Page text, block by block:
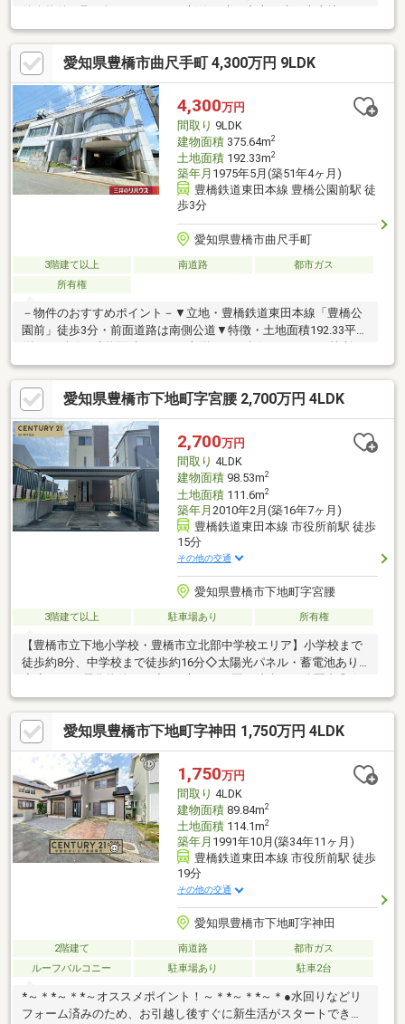
ンションまで幅広くご紹介しております。当物件以外にも多数の
物件をご紹介できます。まずはお気軽にお電話、ご来店ください
ませ！【対応言語：英語 ／ポルトガル語（language：English／
Portuguese）】■住宅ローンの相談も承っております。当社のご
成約事例ですが、借入がある方、自営業の方、転職歴のある方、
ローン残債を残して購入された方もおてつだいさせて頂きまし
た。ぜひご相談ください！
愛知県豊橋市曲尺手町 4,300万円 9LDK
4,300万円
間取り 9LDK
建物面積375.64m2
土地面積192.33m2
築年月 1975年5月(築51年4ヶ月)
豊橋鉄道東田本線 豊橋公園前駅 徒
歩3分
愛知県豊橋市曲尺手町
3階建て以上 南道路
都市ガス
所有権
－物件のおすすめポイント－▼立地・豊橋鉄道東田本線「豊橋公
園前」徒歩3分・前面道路は南側公道▼特徴・土地面積192.33平米
洗面室・玄関を2箇所に配置・3階に南向きバルコニー2箇所有・
ピロティ(車庫)有(車種による)▼周辺環境・豊橋市立八町小学校
徒歩5分(約400m)・サンヨネ魚町本店 徒歩10分(約760m)・ファミ
リーマート豊橋呉服町店 徒歩5分(約360m)■ ご希望の住まい探し
をお手伝いします ━━━━━・・・物件の詳細・ご相談はお気軽
にお問い合わせください。
愛知県豊橋市下地町字宮腰 2,700万円 4LDK
2,700万円
間取り 4LDK
建物面積98.53m2
土地面積111.6m2
築年月 2010年2月(築16年7ヶ月)
豊橋鉄道東田本線 市役所前駅 徒歩
15分
その他の交通
愛知県豊橋市下地町字宮腰
3階建て以上 駐車場あり 所有権
【豊橋市立下地小学校・豊橋市立北部中学校エリア】小学校まで
徒歩約8分、中学校まで徒歩約16分◇太陽光パネル・蓄電池あり
ご契約者様対象プレゼントキャンペーン実施中☆※2026年9月末日
まで※詳細はプレゼント情報をご覧ください。まずはお気軽にお
問合せ下さい！愛知県豊橋市下地町字神田 1,750万円 4LDK
1,750万円
間取り 4LDK
建物面積89.84m2
土地面積114.1m2
築年月 1991年10月(築34年11ヶ月)
豊橋鉄道東田本線 市役所前駅 徒歩
19分
その他の交通
愛知県豊橋市下地町字神田
2階建て 南道路
都市ガス
ルーフバルコニー
駐車場あり 駐車2台
*～＊*～＊*～オススメポイント！～＊*～＊*～＊●水回りなどリ
フォーム済みのため、お引越し後すぐに新生活がスタートできま